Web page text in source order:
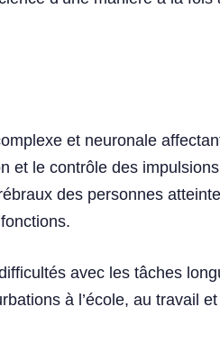
et neuronale
et le contrôle des
des personnes
avec les tâches
à l’école, au travail